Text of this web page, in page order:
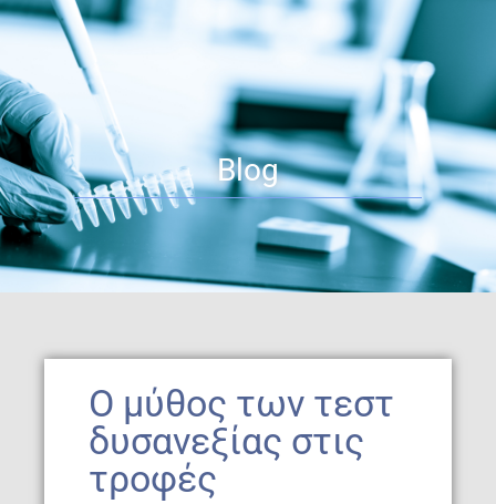
Blog
Ο μύθος των τεστ
δυσανεξίας στις
τροφές